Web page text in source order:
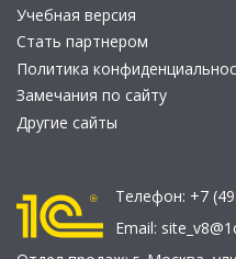
Учебная версия
Стать партнером
Политика
Замечания по сайту
Другие сайты
Телефон: +7
Email: